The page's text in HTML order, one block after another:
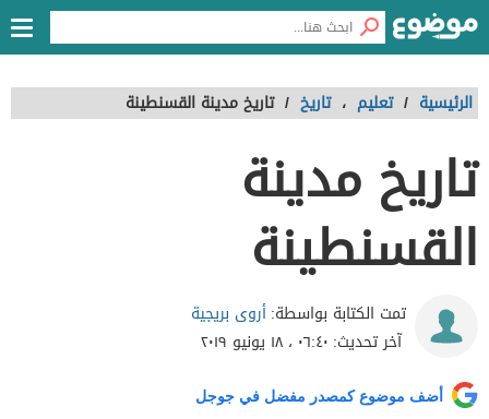
الرئيسية / تعليم ، تاريخ / تاريخ مدينة القسنطينة
تاريخ مدينة
القسنطينة
تمت الكتابة بواسطة:أروى بريجية
آخر تحديث: ٠٦:٤٠ ، ١٨ يونيو ٢٠١٩
أضف موضوع كمصدر مفضل في جوجل